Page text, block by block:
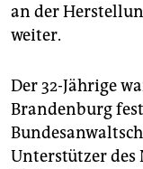
an der
weiter.
Der 32-Jährige
Brandenburg
Unterstützer des